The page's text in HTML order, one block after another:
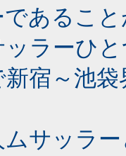
あるこ
ラーひ
宿～池
サッラ